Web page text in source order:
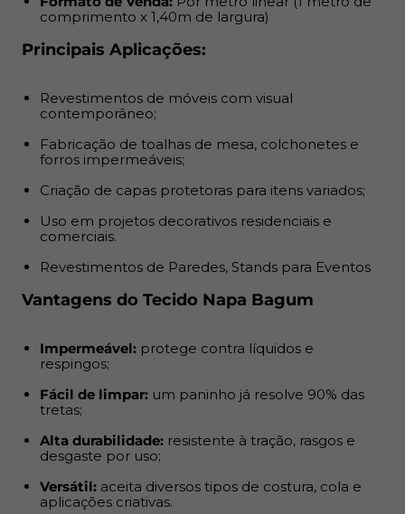
Revestimentos de Paredes, Stands para Eventos
Impermeável: protege contra líquidos e respingos;
Alta durabilidade:resistente à tração, rasgos e
desgaste por uso;
Versátil:aceita diversos tipos de costura, cola e
aplicações criativas.
Pedidos múltiplos: serão enviados em metragem
contínua (ex: 3m = peça única de 3x1,40m)
Pedidos acima de 15m: podem sofrer fracionamento
Envio:dobrado por padrão
comprimento x 1,40m de largura)
Principais Aplicações:
Revestimentos de móveis com visual
contemporâneo;
Fabricação de toalhas de mesa, colchonetes e
forros impermeáveis;
Criação de capas protetoras para itens variados;
Uso em projetos decorativos residenciais e
comerciais.
Revestimentos de Paredes, Stands para Eventos
Vantagens do Tecido Napa Bagum
Impermeável: protege contra líquidos e
respingos;
Fácil de limpar: um paninho já resolve 90% das
tretas;
Alta durabilidade: resistente à tração, rasgos e
desgaste por uso;
Versátil: aceita diversos tipos de costura, cola e
aplicações criativas.